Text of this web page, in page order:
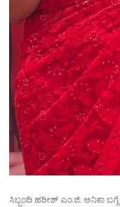
ಸಿಬ್ಬಂದಿ ಹರೀಶ್ ಎಂ.ಜಿ. ಅನಿಕಾ